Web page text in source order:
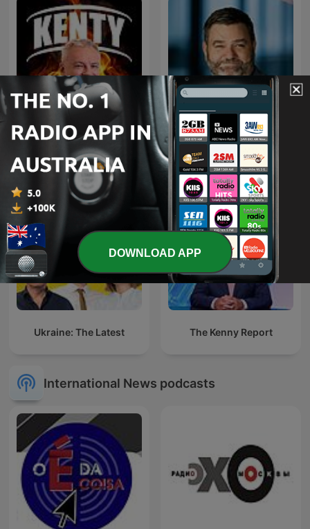
Kenty - Paul Kent NRL
Podcast
Paul Murray Live
Ukraine: The Latest The Kenny Report
International News podcasts
DOWNLOAD APP